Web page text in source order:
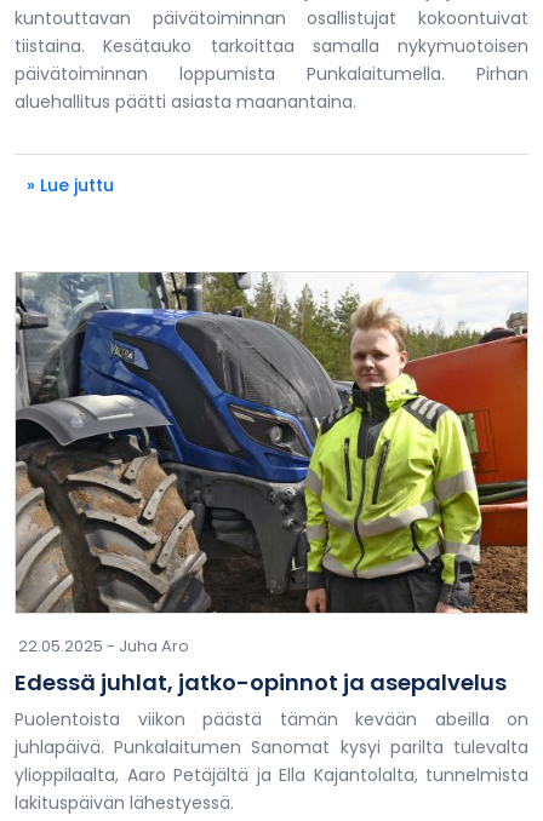
kuntouttavan päivätoiminnan osallistujat kokoontuivat
tiistaina. Kesätauko tarkoittaa samalla nykymuotoisen
päivätoiminnan loppumista Punkalaitumella. Pirhan
aluehallitus päätti asiasta maanantaina.
» Lue juttu
22.05.2025 - Juha Aro
Edessä juhlat, jatko-opinnot ja asepalvelus
Puolentoista viikon päästä tämän kevään abeilla on
juhlapäivä. Punkalaitumen Sanomat kysyi parilta tulevalta
ylioppilaalta, Aaro Petäjältä ja Ella Kajantolalta, tunnelmista
lakituspäivän lähestyessä.